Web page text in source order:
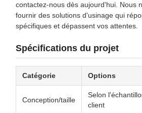
contactez-nous dès aujourd'hui. Nous
fournir des solutions d'usinage qui
spécifiques et dépassent vos attentes.
Spécifications du projet
Catégorie Options
Conception/taille
Selon
client